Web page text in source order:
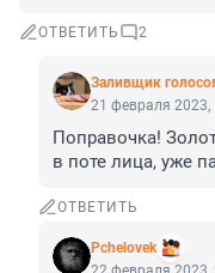
ОТВЕТИТЬ 2
Заливщик
21 февраля 2023,
Поправочка!
в поте лица, уже
ОТВЕТИТЬ
Pchelovek